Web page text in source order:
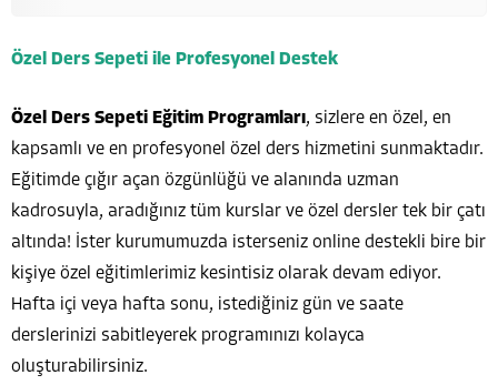
Özel Ders Sepeti ile Profesyonel Destek
Özel Ders Sepeti Eğitim Programları, sizlere en özel, en
kapsamlı ve en profesyonel özel ders hizmetini sunmaktadır.
Eğitimde çığır açan özgünlüğü ve alanında uzman
kadrosuyla, aradığınız tüm kurslar ve özel dersler tek bir çatı
altında! İster kurumumuzda isterseniz online destekli bire bir
kişiye özel eğitimlerimiz kesintisiz olarak devam ediyor.
Hafta içi veya hafta sonu, istediğiniz gün ve saate
derslerinizi sabitleyerek programınızı kolayca
oluşturabilirsiniz.